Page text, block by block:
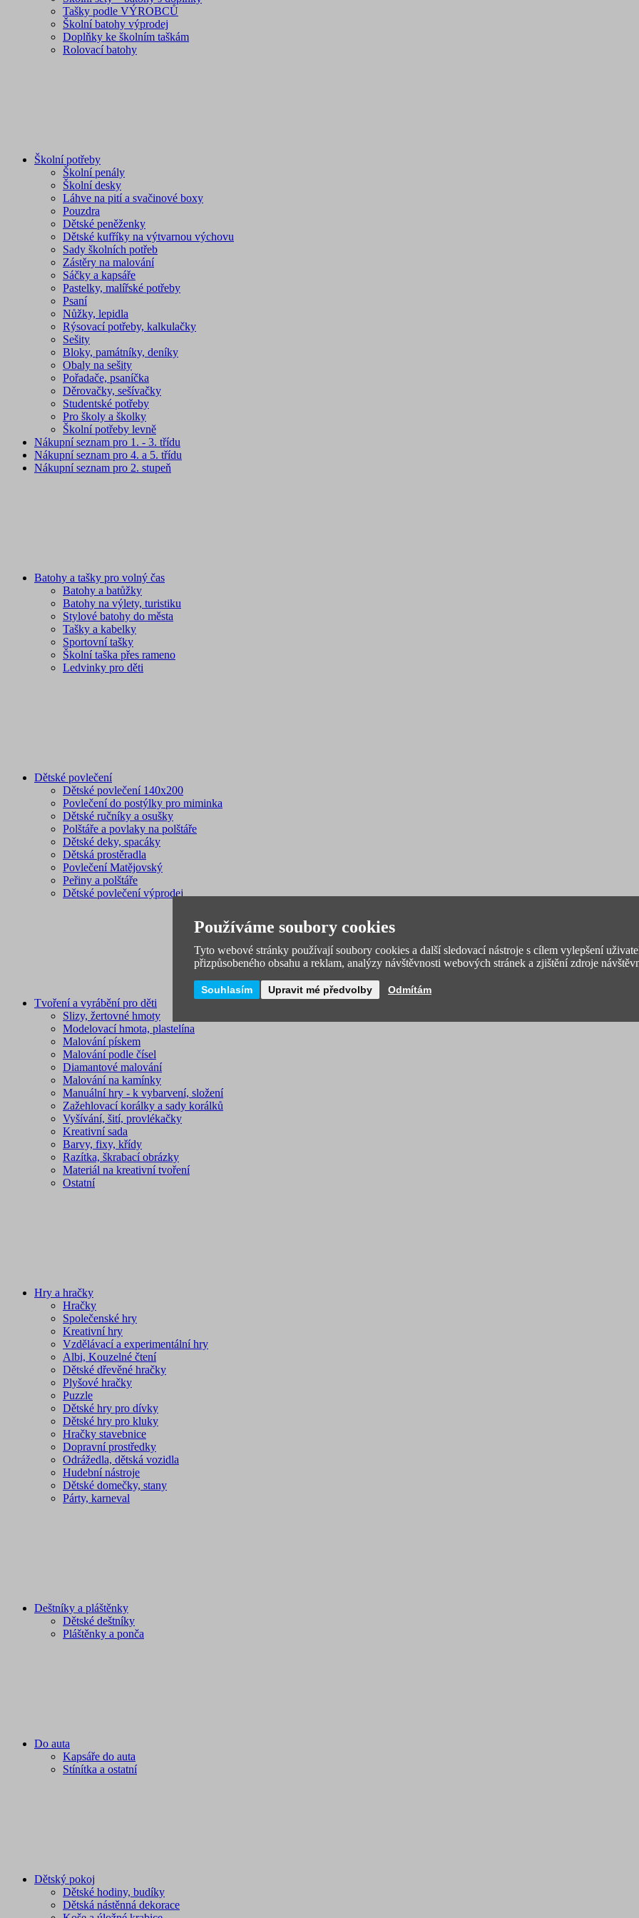
Tašky podle VÝROBCŮ
Školní batohy výprodej
Doplňky ke školním taškám
Rolovací batohy
Školní potřeby
Školní penály
Školní desky
Láhve na pití a svačinové boxy
Pouzdra
Dětské peněženky
Dětské kufříky na výtvarnou výchovu
Sady školních potřeb
Zástěry na malování
Sáčky a kapsáře
Pastelky, malířské potřeby
Psaní
Nůžky, lepidla
Rýsovací potřeby, kalkulačky
Sešity
Bloky, památníky, deníky
Obaly na sešity
Pořadače, psaníčka
Děrovačky, sešívačky
Studentské potřeby
Pro školy a školky
Školní potřeby levně
Nákupní seznam pro 1. - 3. třídu
Nákupní seznam pro 4. a 5. třídu
Nákupní seznam pro 2. stupeň
Batohy a tašky pro volný čas
Batohy a batůžky
Batohy na výlety, turistiku
Stylové batohy do města
Tašky a kabelky
Sportovní tašky
Školní taška přes rameno
Ledvinky pro děti
Dětské povlečení
Dětské povlečení 140x200
Povlečení do postýlky pro miminka
Dětské ručníky a osušky
Polštáře a povlaky na polštáře
Dětské deky, spacáky
Dětská prostěradla
Povlečení Matějovský
Peřiny a polštáře
Dětské povlečení výprodej
Tvoření a vyrábění pro děti
Slizy, žertovné hmoty
Modelovací hmota, plastelína
Malování pískem
Malování podle čísel
Diamantové malování
Malování na kamínky
Manuální hry - k vybarvení, složení
Zažehlovací korálky a sady korálků
Vyšívání, šití, provlékačky
Kreativní sada
Barvy, fixy, křídy
Razítka, škrabací obrázky
Materiál na kreativní tvoření
Ostatní
Hry a hračky
Hračky
Společenské hry
Kreativní hry
Vzdělávací a experimentální hry
Albi, Kouzelné čtení
Dětské dřevěné hračky
Plyšové hračky
Puzzle
Dětské hry pro dívky
Dětské hry pro kluky
Hračky stavebnice
Dopravní prostředky
Odrážedla, dětská vozidla
Hudební nástroje
Dětské domečky, stany
Párty, karneval
Deštníky a pláštěnky
Dětské deštníky
Pláštěnky a ponča
Do auta
Kapsáře do auta
Stínítka a ostatní
Dětský pokoj
Dětské hodiny, budíky
Dětská nástěnná dekorace
Používáme soubory cookies
Tyto webové stránky používají soubory cookies a další sledovací nástroje s cílem vylepšení
přizpůsobeného obsahu a reklam, analýzy návštěvnosti webových stránek a zjištění zdroje
Souhlasím Upravit mé předvolby Odmítám